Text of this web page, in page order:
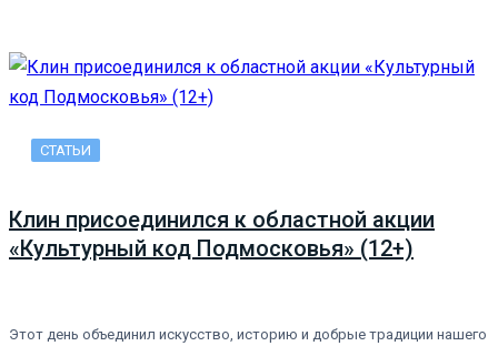
СТАТЬИ
Клин присоединился к областной акции
«Культурный код Подмосковья» (12+)
Этот день объединил искусство, историю и добрые традиции нашего